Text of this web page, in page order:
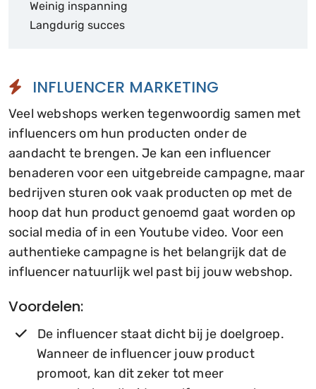
Weinig inspanning
Langdurig succes
INFLUENCER MARKETING
Veel webshops werken tegenwoordig samen met
influencers om hun producten onder de
aandacht te brengen. Je kan een influencer
benaderen voor een uitgebreide campagne, maar
bedrijven sturen ook vaak producten op met de
hoop dat hun product genoemd gaat worden op
social media of in een Youtube video. Voor een
authentieke campagne is het belangrijk dat de
influencer natuurlijk wel past bij jouw webshop.
Voordelen:
De influencer staat dicht bij je doelgroep.
Wanneer de influencer jouw product
promoot, kan dit zeker tot meer